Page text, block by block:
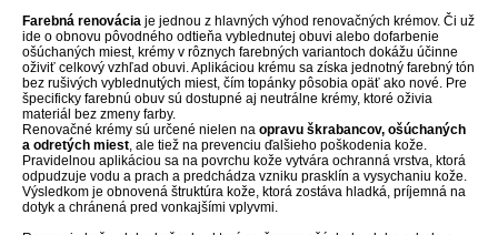
Farebná renovácia je jednou z hlavných výhod renovačných krémov. Či už
ide o obnovu pôvodného odtieňa vyblednutej obuvi alebo dofarbenie
ošúchaných miest, krémy v rôznych farebných variantoch dokážu účinne
oživiť celkový vzhľad obuvi. Aplikáciou krému sa získa jednotný farebný tón
bez rušivých vyblednutých miest, čím topánky pôsobia opäť ako nové. Pre
špecificky farebnú obuv sú dostupné aj neutrálne krémy, ktoré oživia
materiál bez zmeny farby.
Renovačné krémy sú určené nielen na opravu škrabancov, ošúchaných
a odretých miest, ale tiež na prevenciu ďalšieho poškodenia kože.
Pravidelnou aplikáciou sa na povrchu kože vytvára ochranná vrstva, ktorá
odpudzuje vodu a prach a predchádza vzniku prasklín a vysychaniu kože.
Výsledkom je obnovená štruktúra kože, ktorá zostáva hladká, príjemná na
dotyk a chránená pred vonkajšími vplyvmi.